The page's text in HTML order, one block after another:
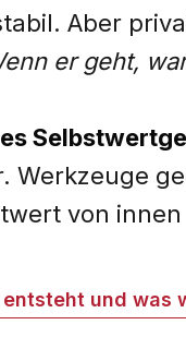
Aber
er geht,
Werkzeuge
von
entsteht und was